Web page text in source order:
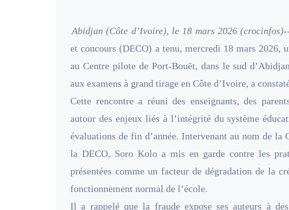
Abidjan (Côte d’Ivoire), le 18 mars 2026
et concours (DECO) a tenu, mercredi 18 mars 2026,
au Centre pilote de Port-Bouët, dans le sud
aux examens à grand tirage en Côte d’Ivoire, a
Cette rencontre a réuni des enseignants, des
autour des enjeux liés à l’intégrité du système
évaluations de fin d’année. Intervenant au nom de
la DECO, Soro Kolo a mis en garde contre les
présentées comme un facteur de dégradation de la
fonctionnement normal de l’école.
Il a rappelé que la fraude expose ses auteurs à